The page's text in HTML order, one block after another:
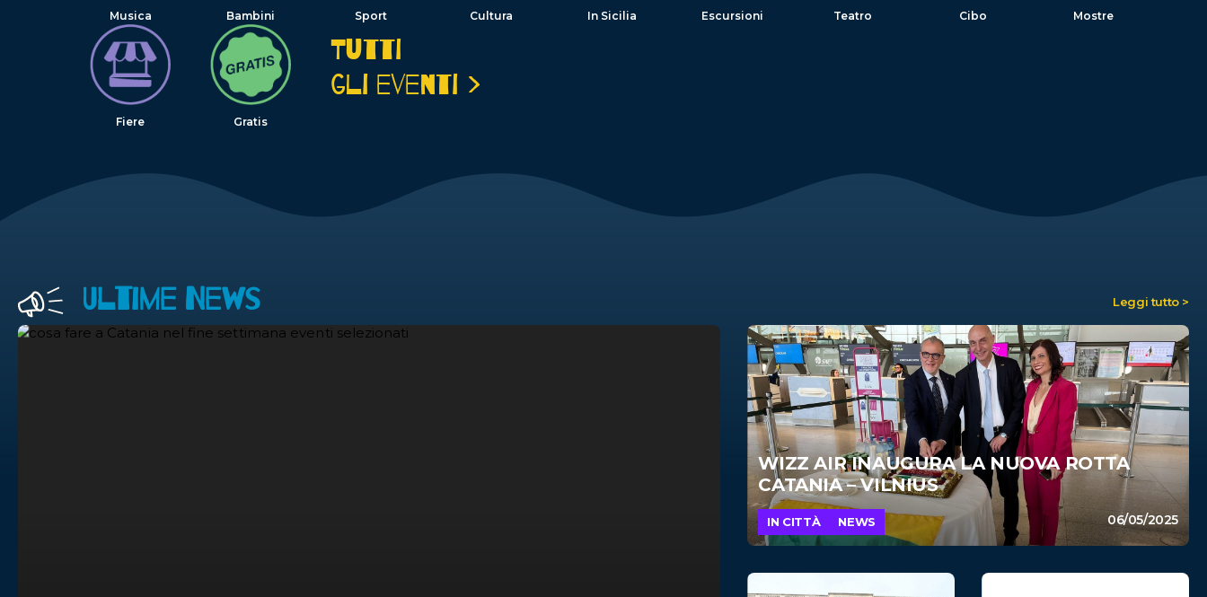
Musica Bambini Sport Cultura In Sicilia Escursioni Teatro Cibo Mostre
Fiere Gratis
Tutti
gli eventi >
Ultime News Leggi tutto >
WIZZ AIR INAUGURA LA NUOVA ROTTA
CATANIA – VILNIUS
IN CITTÀ NEWS 06/05/2025